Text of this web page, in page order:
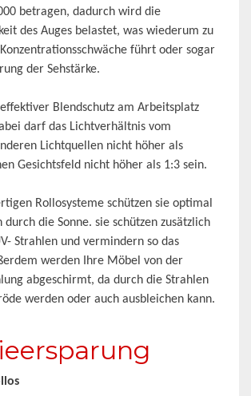
betragen, dadurch wird die
des Auges belastet, was wiederum zu
führt oder sogar
der Sehstärke.
Blendschutz am Arbeitsplatz
darf das Lichtverhältnis vom
Lichtquellen nicht höher als
Gesichtsfeld nicht höher als 1:3 sein.
Rollosysteme schützen sie optimal
durch die Sonne. sie schützen zusätzlich
Strahlen und vermindern so das
werden Ihre Möbel von der
abgeschirmt, da durch die Strahlen
werden oder auch ausbleichen kann.